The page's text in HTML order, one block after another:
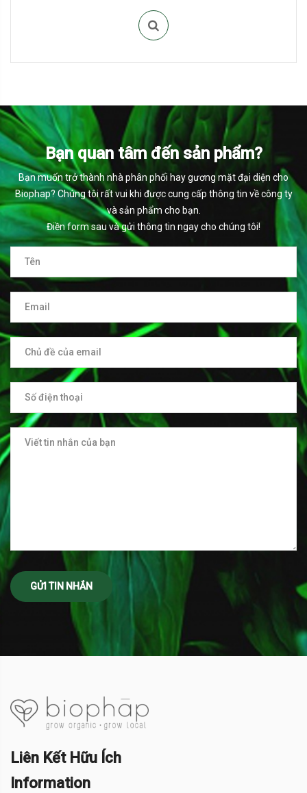
Bạn quan tâm đến sản phẩm?
Bạn muốn trở thành nhà phân phối hay gương mặt đại diện cho
Biophap? Chúng tôi rất vui khi được cung cấp thông tin về công ty
và sản phẩm cho bạn.
Điền form sau và gửi thông tin ngay cho chúng tôi!
Liên Kết Hữu Ích
Information